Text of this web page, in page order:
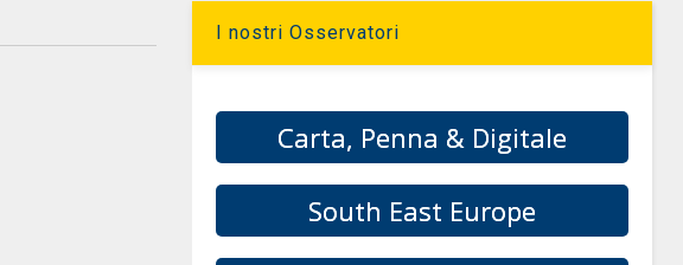
I nostri Osservatori
Carta, Penna & Digitale
South East Europe